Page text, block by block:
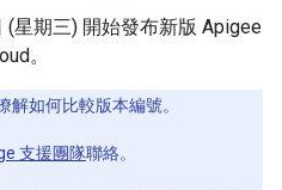
星期三) 開始發布新版 Apigee
。
解如何比較版本編號。
支援團隊聯絡。